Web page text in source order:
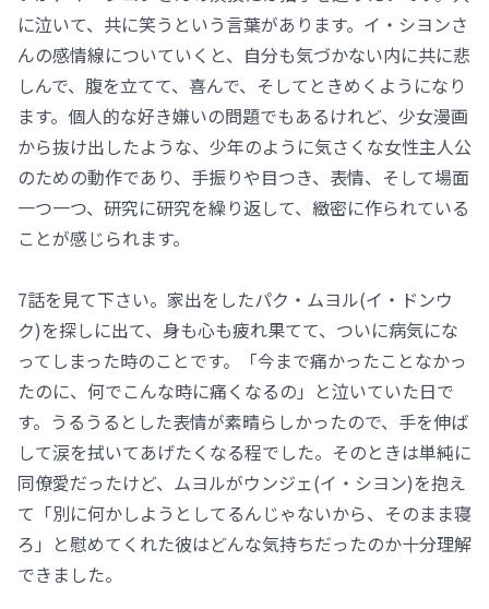
に泣いて、共に笑うという言葉があります。イ・シヨンさ
んの感情線についていくと、自分も気づかない内に共に悲
しんで、腹を立てて、喜んで、そしてときめくようになり
ます。個人的な好き嫌いの問題でもあるけれど、少女漫画
から抜け出したような、少年のように気さくな女性主人公
のための動作であり、手振りや目つき、表情、そして場面
一つ一つ、研究に研究を繰り返して、緻密に作られている
ことが感じられます。
7話を見て下さい。家出をしたパク・ムヨル(イ・ドンウ
ク)を探しに出て、身も心も疲れ果てて、ついに病気にな
ってしまった時のことです。「今まで痛かったことなかっ
たのに、何でこんな時に痛くなるの」と泣いていた日で
す。うるうるとした表情が素晴らしかったので、手を伸ば
して涙を拭いてあげたくなる程でした。そのときは単純に
同僚愛だったけど、ムヨルがウンジェ(イ・シヨン)を抱え
て「別に何かしようとしてるんじゃないから、そのまま寝
ろ」と慰めてくれた彼はどんな気持ちだったのか十分理解
できました。